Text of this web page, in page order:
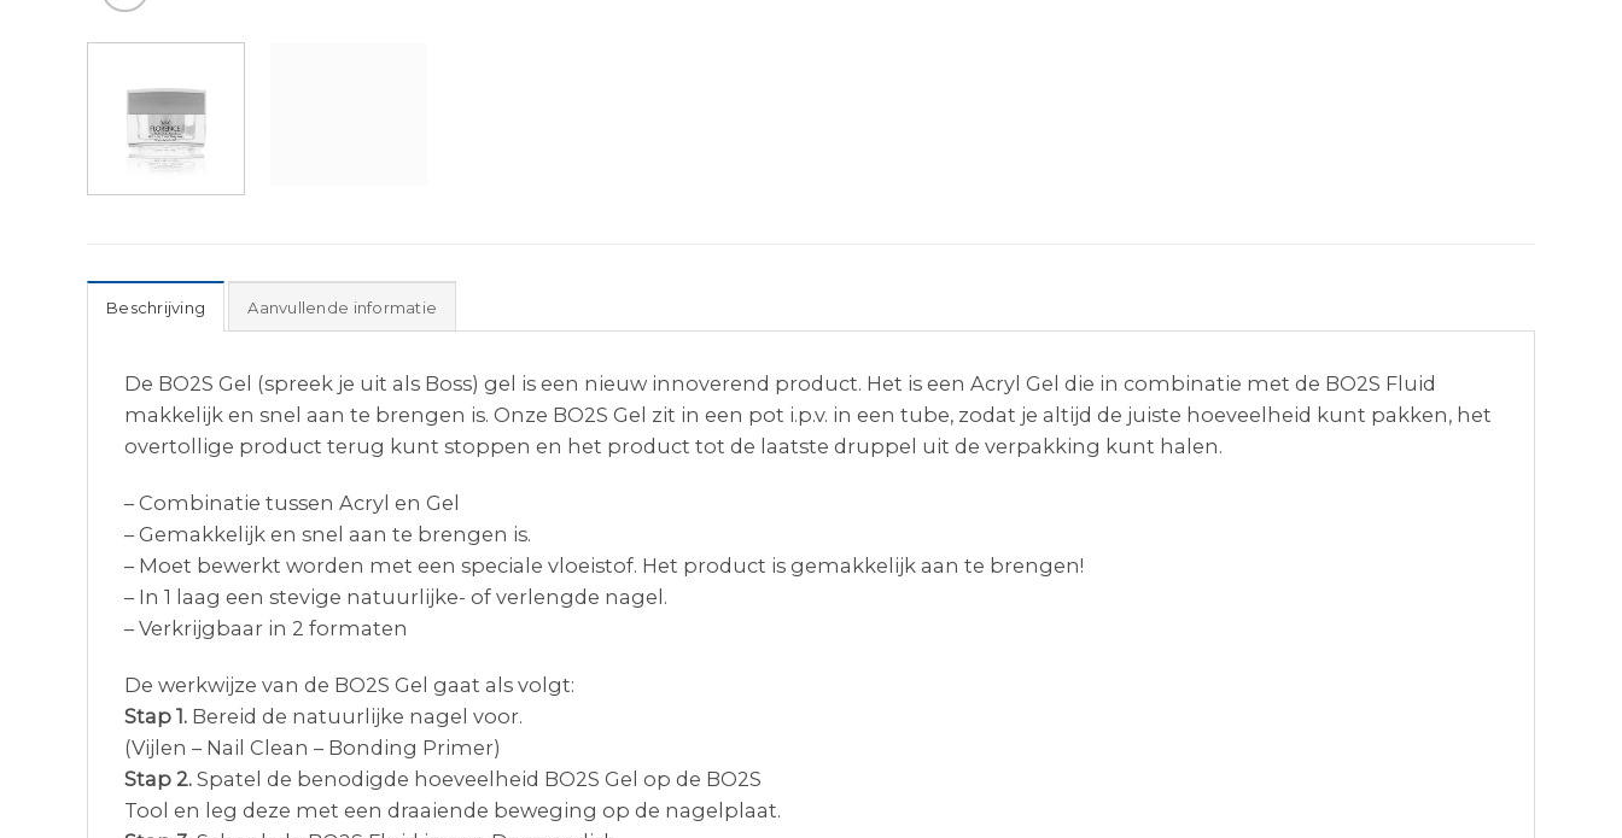
Beschrijving Aanvullende informatie
De BO2S Gel (spreek je uit als Boss) gel is een nieuw innoverend product. Het is een Acryl Gel die in combinatie met de BO2S Fluid
makkelijk en snel aan te brengen is. Onze BO2S Gel zit in een pot i.p.v. in een tube, zodat je altijd de juiste hoeveelheid kunt pakken, het
overtollige product terug kunt stoppen en het product tot de laatste druppel uit de verpakking kunt halen.
– Combinatie tussen Acryl en Gel
– Gemakkelijk en snel aan te brengen is.
– Moet bewerkt worden met een speciale vloeistof. Het product is gemakkelijk aan te brengen!
– In 1 laag een stevige natuurlijke- of verlengde nagel.
– Verkrijgbaar in 2 formaten
De werkwijze van de BO2S Gel gaat als volgt:
Stap 1. Bereid de natuurlijke nagel voor.
(Vijlen – Nail Clean – Bonding Primer)
Stap 2. Spatel de benodigde hoeveelheid BO2S Gel op de BO2S
Tool en leg deze met een draaiende beweging op de nagelplaat.